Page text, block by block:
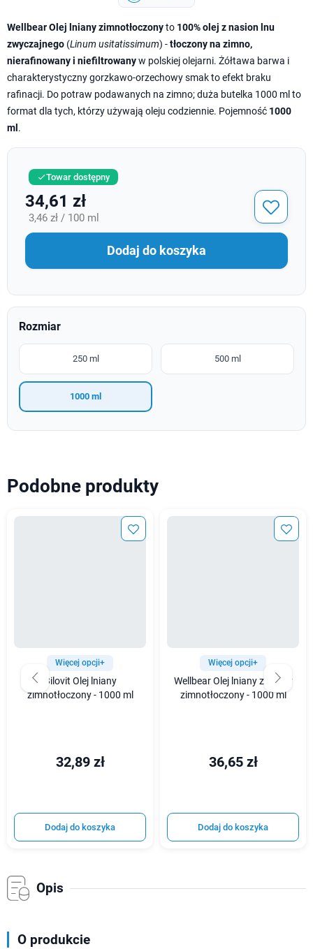
Wellbear Olej lniany zimnotłoczonyto 100% olej z nasion lnu
zwyczajnego (Linum usitatissimum) -tłoczony na zimno,
nierafinowany i niefiltrowanyw polskiej olejarni. Żółtawa barwa i
charakterystyczny gorzkawo-orzechowy smak to efekt braku
rafinacji. Do potraw podawanych na zimno; duża butelka 1000 ml to
format dla tych, którzy używają oleju codziennie. Pojemność 1000
ml .
Towar dostępny
34,61 zł
3,46 zł / 100 ml
Dodaj do koszyka
Rozmiar
250 ml 500 ml
1000 ml
Podobne produkty
Więcej opcji+
Bilovit Olej lniany
zimnotłoczony - 1000 ml
32,89 zł
Dodaj do koszyka
Więcej opcji+
Wellbear Olej lniany złocisty
zimnotłoczony - 1000 ml
36,65 zł
Dodaj do koszyka
Opis
O produkcie